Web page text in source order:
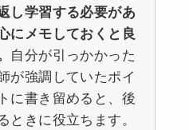
し学習する必要があ
にメモしておくと良
自分が引っかかった
が強調していたポイ
に書き留めると、後
ときに役立ちます。